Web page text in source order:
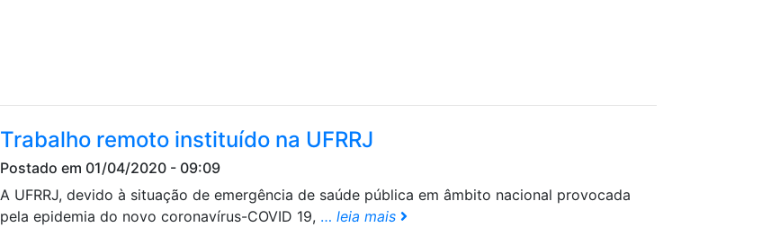
Trabalho remoto instituído na UFRRJ
Postado em 01/04/2020 - 09:09
A UFRRJ, devido à situação de emergência de saúde pública em âmbito nacional provocada
pela epidemia do novo coronavírus-COVID 19, … leia mais